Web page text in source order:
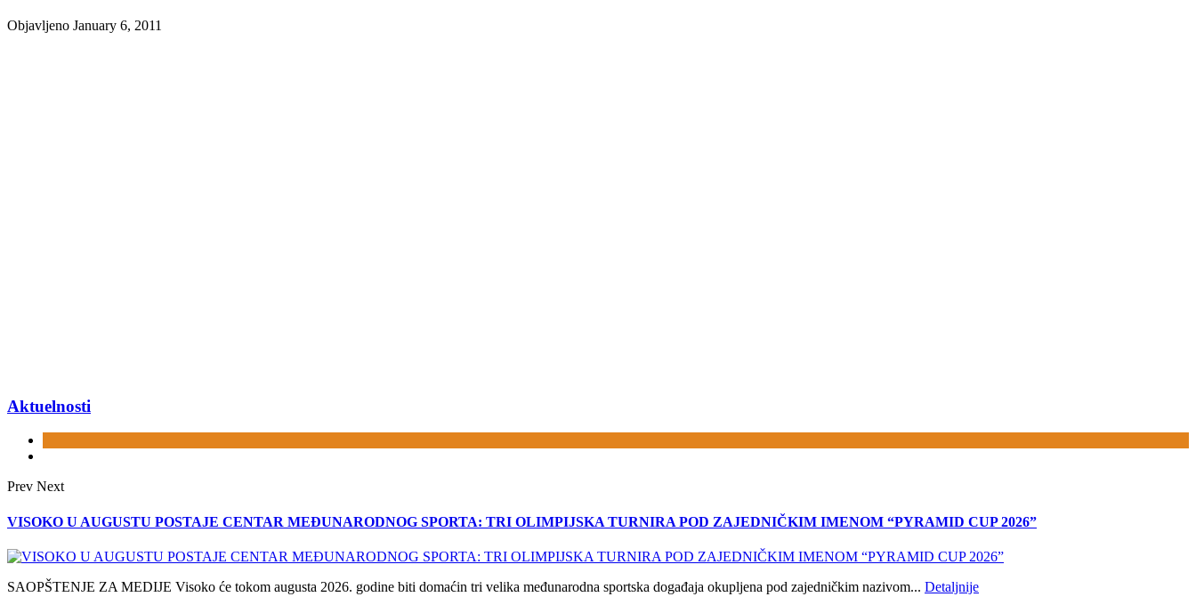
Objavljeno January 6, 2011
Aktuelnosti
Prev Next
VISOKO U AUGUSTU POSTAJE CENTAR MEĐUNARODNOG SPORTA: TRI OLIMPIJSKA TURNIRA POD ZAJEDNIČKIM IMENOM “PYRAMID CUP 2026”
SAOPŠTENJE ZA MEDIJE Visoko će tokom augusta 2026. godine biti domaćin tri velika međunarodna sportska događaja okupljena pod zajedničkim nazivom... Detaljnije